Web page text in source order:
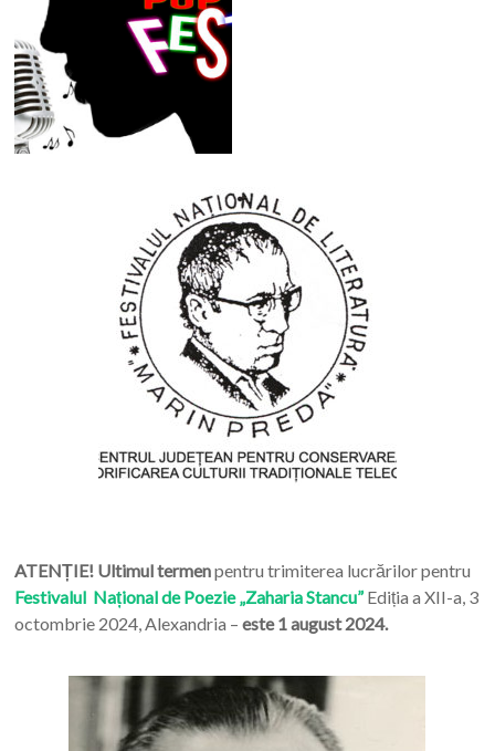
ATENȚIE! Ultimul termenpentru trimiterea lucrărilor pentru
Festivalul Național de Poezie „Zaharia Stancu”Ediția a XII-a, 3
octombrie 2024, Alexandria – este 1 august 2024.